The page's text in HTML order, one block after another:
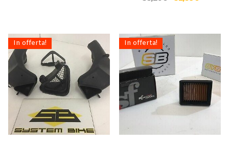
In offerta! In offerta!